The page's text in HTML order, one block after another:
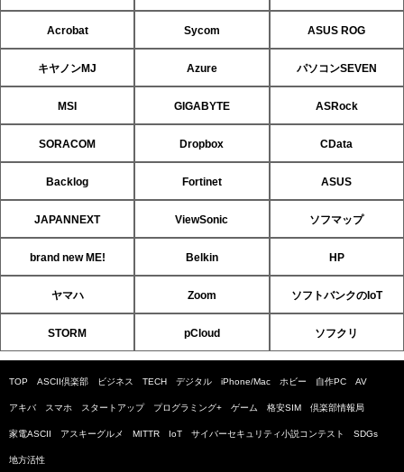
Acrobat Sycom ASUS ROG
キヤノンMJ Azure パソコンSEVEN
MSI GIGABYTE ASRock
SORACOM Dropbox CData
Backlog Fortinet ASUS
JAPANNEXT ViewSonic ソフマップ
brand new ME! Belkin HP
ヤマハ Zoom ソフトバンクのIoT
STORM pCloud ソフクリ
TOP ASCII倶楽部 ビジネス TECH デジタル iPhone/Mac ホビー 自作PC AV
アキバ スマホ スタートアップ プログラミング+ ゲーム 格安SIM 倶楽部情報局
家電ASCII アスキーグルメ MITTR IoT サイバーセキュリティ小説コンテスト SDGs
地方活性